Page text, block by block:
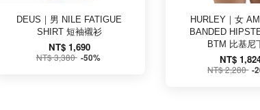
DEUS｜男 NILE FATIGUE
SHIRT 短袖襯衫
NT$ 1,690
NT$ 3,380 -50%
HURLEY｜女
BANDED
BTM 比基尼
NT$
NT$ 2,280 -